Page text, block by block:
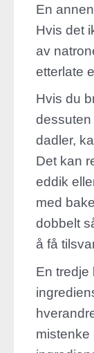
En
Hvis det
av
etterlate
Hvis du
dessuten
dadler,
Det kan
eddik
med
dobbelt
å få
En
mistenke